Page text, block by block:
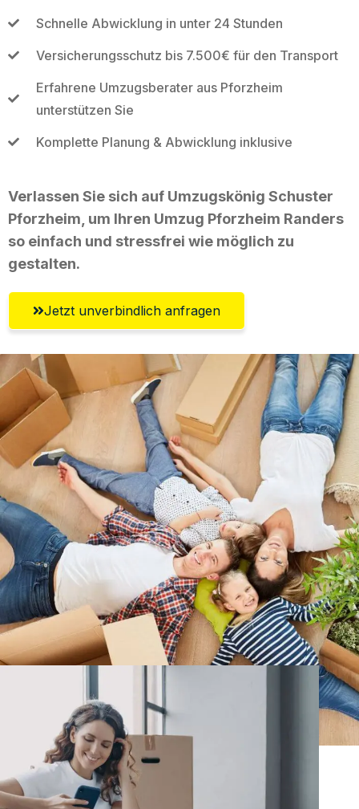
Schnelle Abwicklung in unter 24 Stunden
Versicherungsschutz bis 7.500€ für den Transport
Erfahrene Umzugsberater aus Pforzheim
unterstützen Sie
Komplette Planung & Abwicklung inklusive
Verlassen Sie sich auf Umzugskönig Schuster
Pforzheim, um Ihren Umzug Pforzheim Randers
so einfach und stressfrei wie möglich zu
gestalten.
Jetzt unverbindlich anfragen